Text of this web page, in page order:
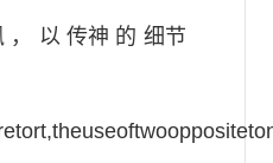
， 以 传神 的 细节